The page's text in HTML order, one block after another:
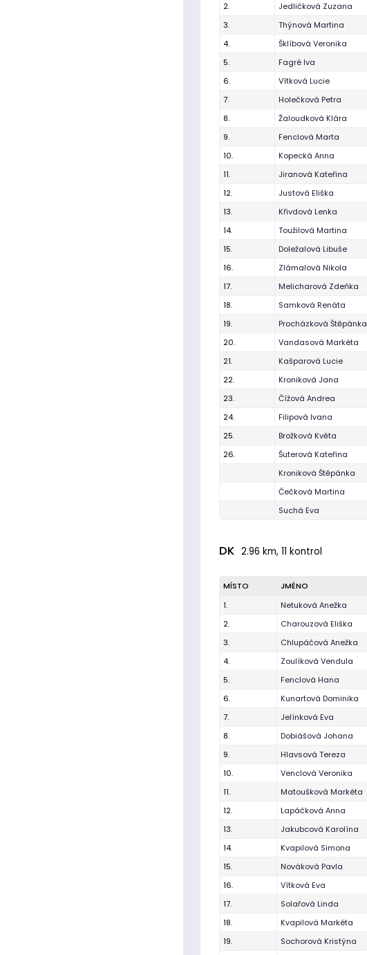
2.
Jedličková Zuzana
3.
Thýnová Martina
4.
Šklíbová Veronika
5.
Fagré Iva
6.
Vítková Lucie
7.
Holečková Petra
8.
Žaloudková Klára
9.
Fenclová Marta
10.
Kopecká Anna
11.
Jiranová Kateřina
12.
Justová Eliška
13.
Křivdová Lenka
14.
Toužilová Martina
15.
Doležalová Libuše
16.
Zlámalová Nikola
17.
Melicharová Zdeňka
18.
Samková Renáta
19.
Procházková Štěpánka
20.
Vandasová Markéta
21.
Kašparová Lucie
22.
Kroniková Jana
23.
Čížová Andrea
24.
Filipová Ivana
25.
Brožková Květa
26.
Šuterová Kateřina
Kroniková Štěpánka
Čečková Martina
Suchá Eva
DK 2.96 km, 11 kontrol
MÍSTO JMÉNO
1.
Netuková Anežka
2.
Charouzová Eliška
3.
Chlupáčová Anežka
4.
Zoulíková Vendula
5.
Fenclová Hana
6.
Kunartová Dominika
7.
Jelínková Eva
8.
Dobiášová Johana
9.
Hlavsová Tereza
10.
Venclová Veronika
11.
Matoušková Markéta
12.
Lapáčková Anna
13.
Jakubcová Karolína
14.
Kvapilová Simona
15.
Nováková Pavla
16.
Vítková Eva
17.
Solařová Linda
18.
Kvapilová Markéta
19.
Sochorová Kristýna